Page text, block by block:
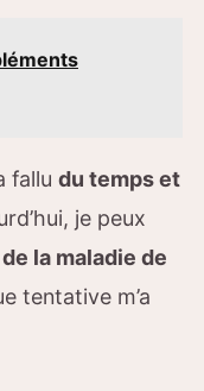
fallu du temps et
je peux
de la maladie de
tentative m’a